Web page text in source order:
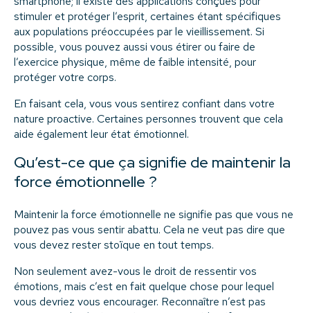
stimuler et protéger l’esprit, certaines étant spécifiques
aux populations préoccupées par le vieillissement. Si
possible, vous pouvez aussi vous étirer ou faire de
l’exercice physique, même de faible intensité, pour
protéger votre corps.
En faisant cela, vous vous sentirez confiant dans votre
nature proactive. Certaines personnes trouvent que cela
aide également leur état émotionnel.
Qu’est-ce que ça signifie de maintenir la
force émotionnelle ?
Maintenir la force émotionnelle ne signifie pas que vous ne
pouvez pas vous sentir abattu. Cela ne veut pas dire que
vous devez rester stoïque en tout temps.
Non seulement avez-vous le droit de ressentir vos
émotions, mais c’est en fait quelque chose pour lequel
vous devriez vous encourager. Reconnaître n’est pas